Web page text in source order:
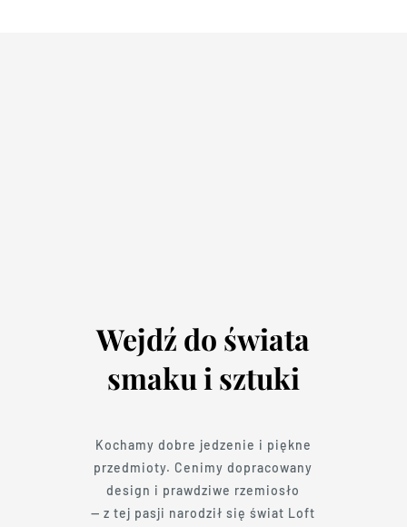
Wejdź do świata
smaku i sztuki
Kochamy dobre jedzenie i piękne
przedmioty. Cenimy dopracowany
design i prawdziwe rzemiosło
— z tej pasji narodził się świat Loft